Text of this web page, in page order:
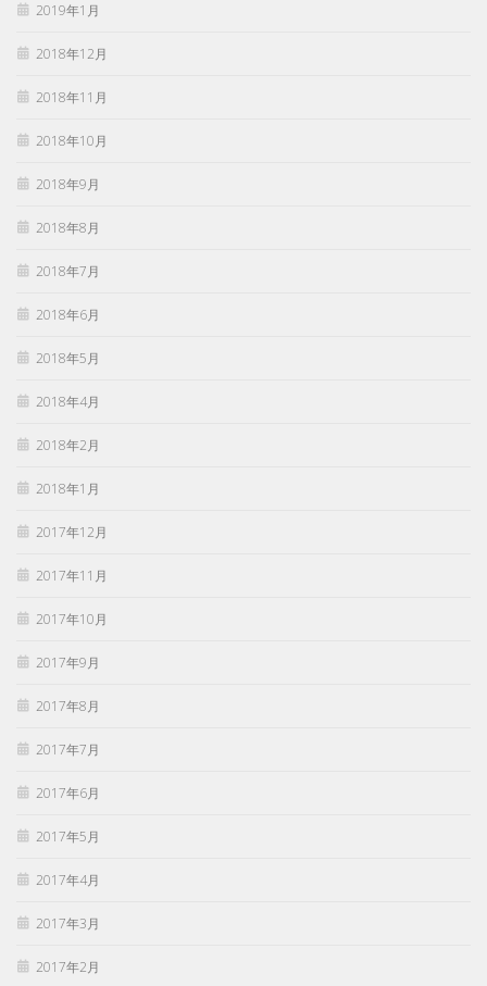
2019年1月
2018年12月
2018年11月
2018年10月
2018年9月
2018年8月
2018年7月
2018年6月
2018年5月
2018年4月
2018年2月
2018年1月
2017年12月
2017年11月
2017年10月
2017年9月
2017年8月
2017年7月
2017年6月
2017年5月
2017年4月
2017年3月
2017年2月